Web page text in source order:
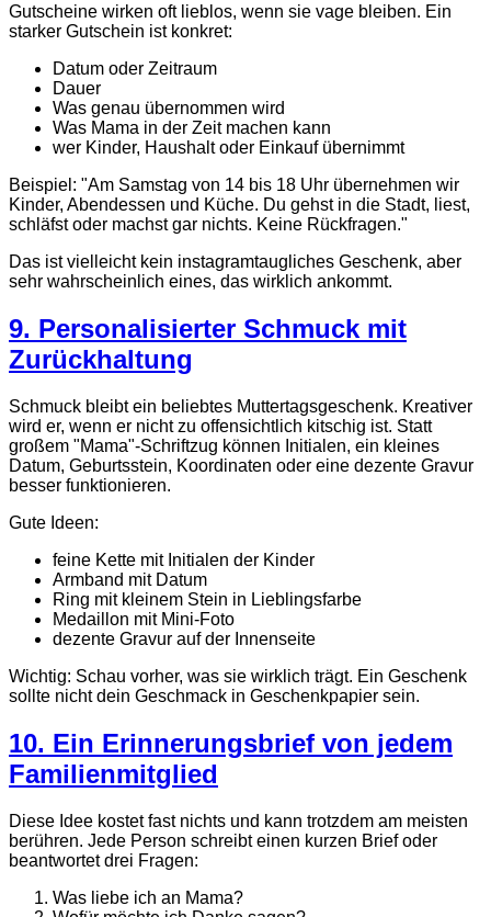
Gutscheine wirken oft lieblos, wenn sie vage bleiben. Ein
starker Gutschein ist konkret:
Datum oder Zeitraum
Dauer
Was genau übernommen wird
Was Mama in der Zeit machen kann
wer Kinder, Haushalt oder Einkauf übernimmt
Beispiel: "Am Samstag von 14 bis 18 Uhr übernehmen wir
Kinder, Abendessen und Küche. Du gehst in die Stadt, liest,
schläfst oder machst gar nichts. Keine Rückfragen."
Das ist vielleicht kein instagramtaugliches Geschenk, aber
sehr wahrscheinlich eines, das wirklich ankommt.
9. Personalisierter Schmuck mit
Zurückhaltung
Schmuck bleibt ein beliebtes Muttertagsgeschenk. Kreativer
wird er, wenn er nicht zu offensichtlich kitschig ist. Statt
großem "Mama"-Schriftzug können Initialen, ein kleines
Datum, Geburtsstein, Koordinaten oder eine dezente Gravur
besser funktionieren.
Gute Ideen:
feine Kette mit Initialen der Kinder
Armband mit Datum
Ring mit kleinem Stein in Lieblingsfarbe
Medaillon mit Mini-Foto
dezente Gravur auf der Innenseite
Wichtig: Schau vorher, was sie wirklich trägt. Ein Geschenk
sollte nicht dein Geschmack in Geschenkpapier sein.
10. Ein Erinnerungsbrief von jedem
Familienmitglied
Diese Idee kostet fast nichts und kann trotzdem am meisten
berühren. Jede Person schreibt einen kurzen Brief oder
beantwortet drei Fragen:
Was liebe ich an Mama?